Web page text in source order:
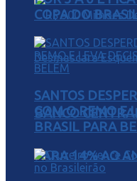
BANCO
PARA 14% AO
COPA DO
SANTOS
COM O REMO E
BRASIL PARA